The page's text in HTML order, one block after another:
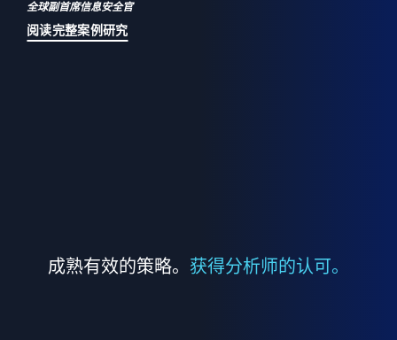
全球副首席信息安全官
阅读完整案例研究
成熟有效的策略。 获得分析师的认可。